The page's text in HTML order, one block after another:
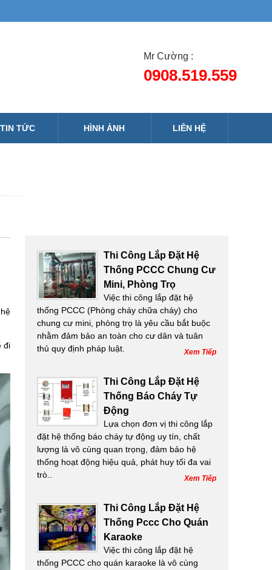
Mr Cường :
0908.519.559
TIN TỨC HÌNH ẢNH LIÊN HỆ
đi
Thi Công Lắp Đặt Hệ
Thống PCCC Chung Cư
Mini, Phòng Trọ
Việc thi công lắp đặt hệ
thống PCCC (Phòng cháy chữa cháy) cho
chung cư mini, phòng trọ là yêu cầu bắt buộc
nhằm đảm bảo an toàn cho cư dân và tuân
thủ quy định pháp luật.
Xem Tiếp
Thi Công Lắp Đặt Hệ
Thống Báo Cháy Tự
Động
Lựa chọn đơn vị thi công lắp
đặt hệ thống báo cháy tự động uy tín, chất
lượng là vô cùng quan trọng, đảm bảo hệ
thống hoạt động hiệu quả, phát huy tối đa vai
trò..
Xem Tiếp
Thi Công Lắp Đặt Hệ
Thống Pccc Cho Quán
Karaoke
Việc thi công lắp đặt hệ
thống PCCC cho quán karaoke là vô cùng